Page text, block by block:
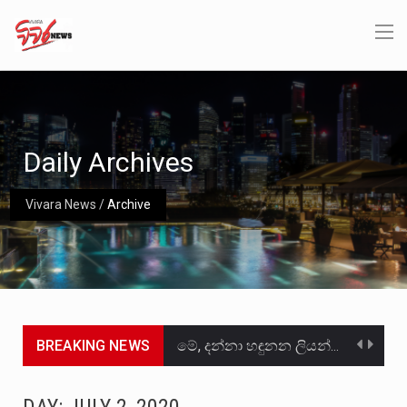
Vivara News /Archive
Daily Archives
BREAKING NEWS මේ, දන්නා හඳුනන ලියන්නකුගේ නන්නාඳුනන අඩවියක සැරිසරා ලද ආස්වාදනීය මොහොතක සිංහාවලෝකනයකි .කෙටි කවියක දිගු බර…